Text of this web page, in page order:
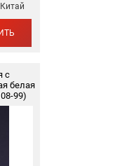
Китай
с
белая
99)